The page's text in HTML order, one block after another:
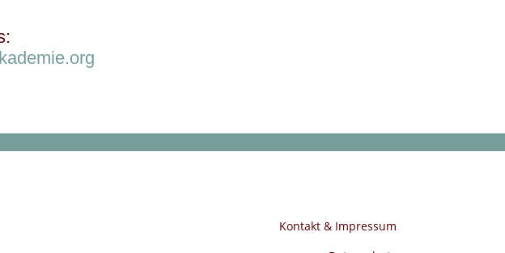
Kontakt & Impressum